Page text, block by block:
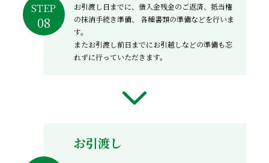
STEP
お引渡し日までに、借入金残金のご返済、抵当権
の抹消手続き準備、 各種書類の準備などを行いま
す。
またお引渡し前日までにお引越しなどの準備も忘
れずに行っていただきます。
お引渡し